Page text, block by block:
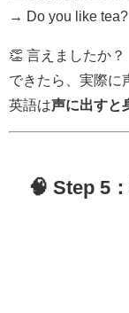
→ Do you like tea?
👏 言えましたか？
できたら、実際に
英語は声に出すと
🧠 Step 5